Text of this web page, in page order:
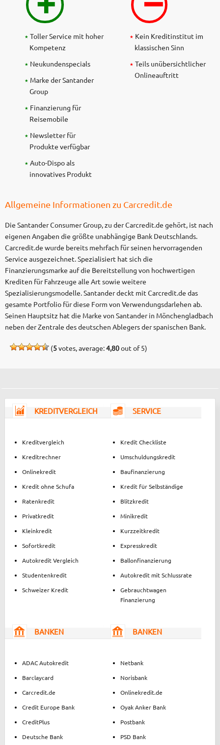
Toller Service mit hoher
Kompetenz
Neukundenspecials
Marke der Santander
Group
Finanzierung für
Reisemobile
Newsletter für
Produkte verfügbar
Auto-Dispo als
innovatives Produkt
Kein Kreditinstitut im
klassischen Sinn
Teils unübersichtlicher
Onlineauftritt
Allgemeine Informationen zu Carcredit.de
Die Santander Consumer Group, zu der Carcredit.de gehört, ist nach
eigenen Angaben die größte unabhängige Bank Deutschlands.
Carcredit.de wurde bereits mehrfach für seinen hervorragenden
Service ausgezeichnet. Spezialisiert hat sich die
Finanzierungsmarke auf die Bereitstellung von hochwertigen
Krediten für Fahrzeuge alle Art sowie weitere
Spezialisierungsmodelle. Santander deckt mit Carcredit.de das
gesamte Portfolio für diese Form von Verwendungsdarlehen ab.
Seinen Hauptsitz hat die Marke von Santander in Mönchengladbach
neben der Zentrale des deutschen Ablegers der spanischen Bank.
(5votes, average:4,80out of 5)
KREDITVERGLEICH
Kreditvergleich
Kreditrechner
Onlinekredit
Kredit ohne Schufa
Ratenkredit
Privatkredit
Kleinkredit
Sofortkredit
Autokredit Vergleich
Studentenkredit
Schweizer Kredit
SERVICE
Kredit Checkliste
Umschuldungskredit
Baufinanzierung
Kredit für Selbständige
Blitzkredit
Minikredit
Kurzzeitkredit
Expresskredit
Ballonfinanzierung
Autokredit mit Schlussrate
Gebrauchtwagen
Finanzierung
BANKEN
ADAC Autokredit
Barclaycard
Carcredit.de
Credit Europe Bank
CreditPlus
Deutsche Bank
BANKEN
Netbank
Norisbank
Onlinekredit.de
Oyak Anker Bank
Postbank
PSD Bank